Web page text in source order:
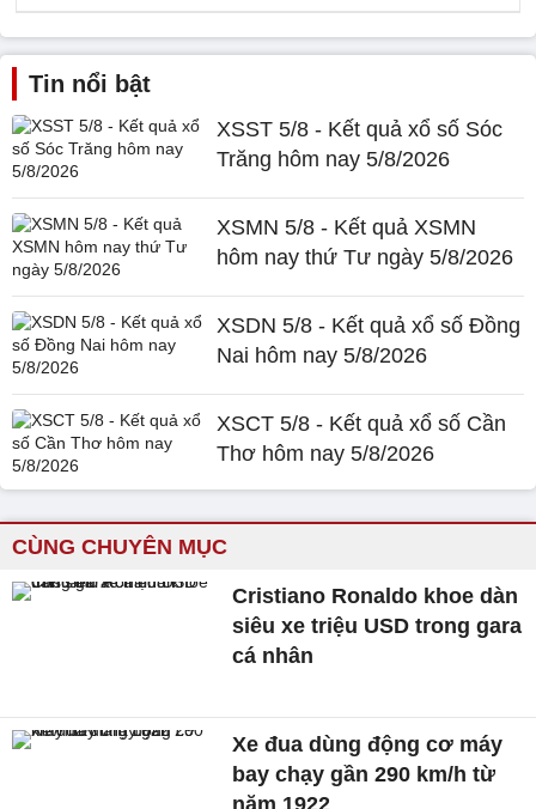
Tin nổi bật
XSST 5/8 - Kết quả xổ số Sóc
Trăng hôm nay 5/8/2026
XSMN 5/8 - Kết quả XSMN
hôm nay thứ Tư ngày 5/8/2026
XSDN 5/8 - Kết quả xổ số Đồng
Nai hôm nay 5/8/2026
XSCT 5/8 - Kết quả xổ số Cần
Thơ hôm nay 5/8/2026
CÙNG CHUYÊN MỤC
Cristiano Ronaldo khoe dàn
siêu xe triệu USD trong gara
cá nhân
Xe đua dùng động cơ máy
bay chạy gần 290 km/h từ
năm 1922